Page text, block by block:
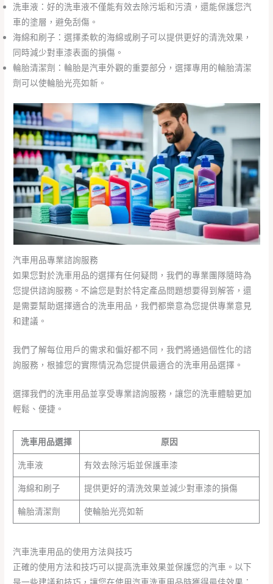
洗車液：好的洗車液不僅能有效去除污垢和污漬，還能保護您汽
車的塗層，避免刮傷。
海綿和刷子：選擇柔軟的海綿或刷子可以提供更好的清洗效果，
同時減少對車漆表面的損傷。
輪胎清潔劑：輪胎是汽車外觀的重要部分，選擇專用的輪胎清潔
劑可以使輪胎光亮如新。
汽車用品專業諮詢服務
如果您對於洗車用品的選擇有任何疑問，我們的專業團隊隨時為
您提供諮詢服務。不論您是對於特定產品問題想要得到解答，還
是需要幫助選擇適合的洗車用品，我們都樂意為您提供專業意見
和建議。
我們了解每位用戶的需求和偏好都不同，我們將通過個性化的諮
詢服務，根據您的實際情況為您提供最適合的洗車用品選擇。
選擇我們的洗車用品並享受專業諮詢服務，讓您的洗車體驗更加
輕鬆、便捷。
洗車用品選擇
原因
洗車液
有效去除污垢並保護車漆
海綿和刷子
提供更好的清洗效果並減少對車漆的損傷
輪胎清潔劑
使輪胎光亮如新
汽車洗車用品的使用方法與技巧
正確的使用方法和技巧可以提高洗車效果並保護您的汽車。以下